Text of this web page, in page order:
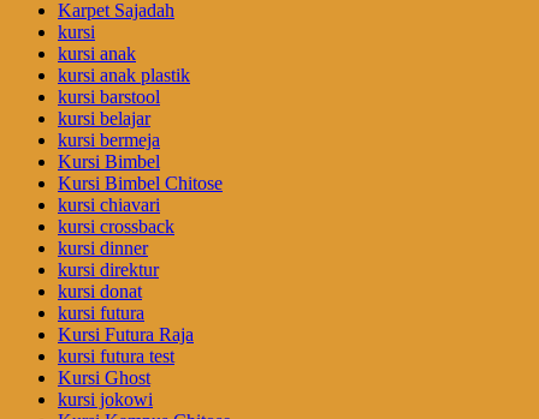
Karpet Sajadah
kursi
kursi anak
kursi anak plastik
kursi barstool
kursi belajar
kursi bermeja
Kursi Bimbel
Kursi Bimbel Chitose
kursi chiavari
kursi crossback
kursi dinner
kursi direktur
kursi donat
kursi futura
Kursi Futura Raja
kursi futura test
Kursi Ghost
kursi jokowi